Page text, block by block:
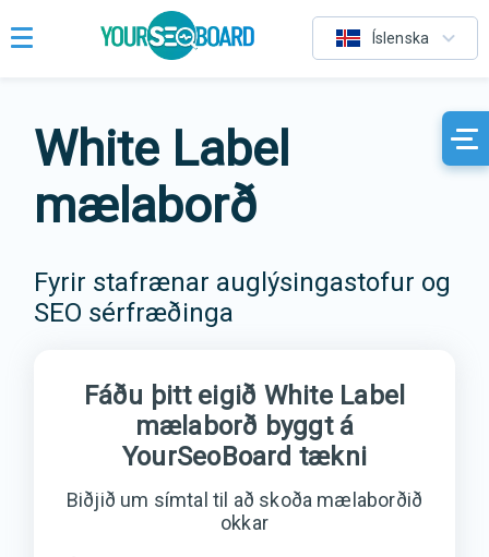
Íslenska
White Label
mælaborð
Fyrir stafrænar auglýsingastofur og
SEO sérfræðinga
Fáðu þitt eigið White Label
mælaborð byggt á
YourSeoBoard tækni
Biðjið um símtal til að skoða mælaborðið
okkar